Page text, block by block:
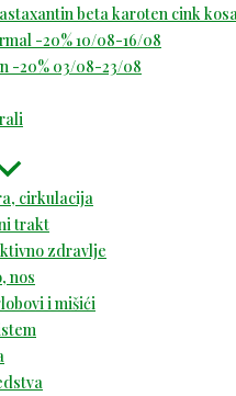
beta karoten cink
-20% 10/08-16/08
-20% 03/08-23/08
cirkulacija
trakt
zdravlje
nos
i mišići